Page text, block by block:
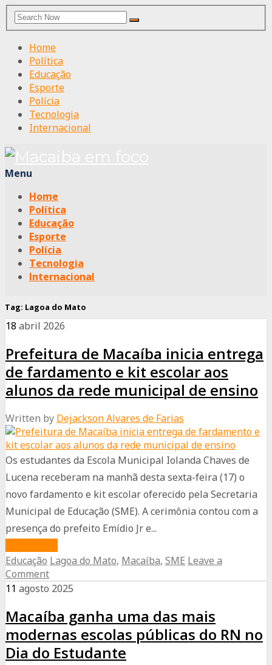
Search
for:
Search
Home
Política
Educação
Esporte
Polícia
Tecnologia
Internacional
Menu
Home
Política
Educação
Esporte
Polícia
Tecnologia
Internacional
Tag: Lagoa do Mato
18 abril 2026
Prefeitura de Macaíba inicia entrega
de fardamento e kit escolar aos
alunos da rede municipal de ensino
Written by Dejackson Alvares de Farias
Os estudantes da Escola Municipal Iolanda Chaves de
Lucena receberam na manhã desta sexta-feira (17) o
novo fardamento e kit escolar oferecido pela Secretaria
Municipal de Educação (SME). A cerimônia contou com a
presença do prefeito Emídio Jr e...
Prefeitura
de
Macaíba
inicia
entrega
de
Educação Lagoa do Mato, Macaíba, SME Leave a
Comment
11 agosto 2025
Macaíba ganha uma das mais
modernas escolas públicas do RN no
Dia do Estudante